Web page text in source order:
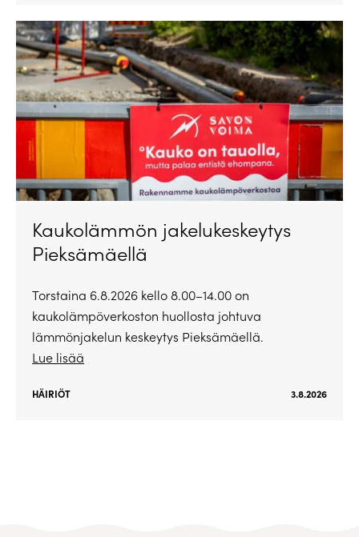
Kaukolämmön jakelukeskeytys
Pieksämäellä
Torstaina 6.8.2026 kello 8.00–14.00 on
kaukolämpöverkoston huollosta johtuva
lämmönjakelun keskeytys Pieksämäellä.
Lue lisää
HÄIRIÖT 3.8.2026